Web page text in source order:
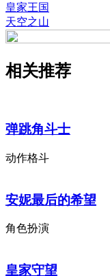
皇家王国
天空之山
相关推荐
弹跳角斗士
动作格斗
安妮最后的希望
角色扮演
皇家守望